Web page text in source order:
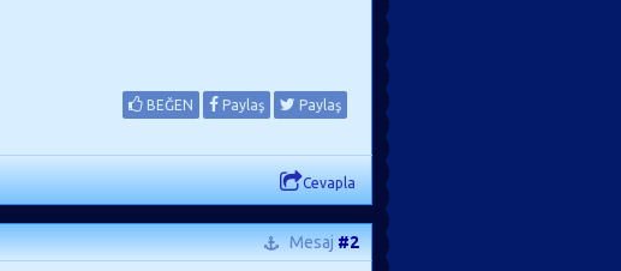
BEĞEN Paylaş Paylaş
Cevapla
Mesaj#2